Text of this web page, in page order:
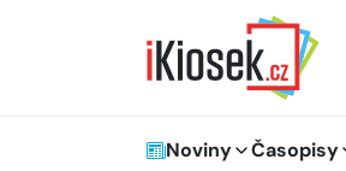
Hlavní navigace
Noviny Časopisy